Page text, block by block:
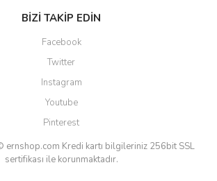
BİZİ TAKİP EDİN
Facebook
Twitter
Instagram
Youtube
Pinterest
ernshop.com Kredi kartı bilgileriniz 256bit SSL
sertifikası ile korunmaktadır.